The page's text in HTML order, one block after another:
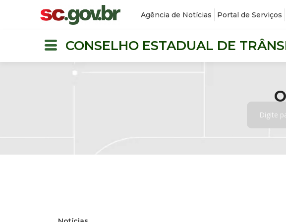
Agência de Notícias Portal de Serviços
CONSELHO ESTADUAL DE